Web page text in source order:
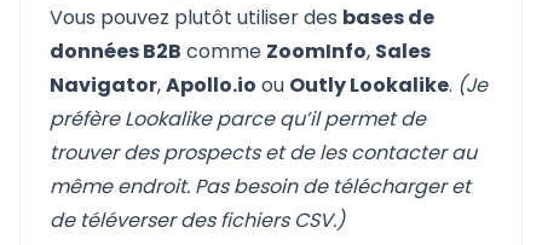
Vous pouvez plutôt utiliser des bases de
données B2B comme ZoomInfo, Sales
Navigator,Apollo.io ou Outly Lookalike. (Je
préfère Lookalike parce qu’il permet de
trouver des prospects et de les contacter au
même endroit. Pas besoin de télécharger et
de téléverser des fichiers CSV.)